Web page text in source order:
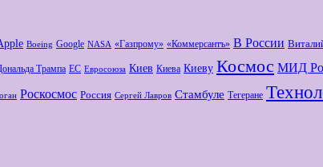
Boeing Google NASA «Газпрому» «Коммерсантъ» В России
Трампа ЕС Евросоюза Киев Киева Киеву Космос МИД
Роскосмос Россия Сергей Лавров Стамбуле Тегеране